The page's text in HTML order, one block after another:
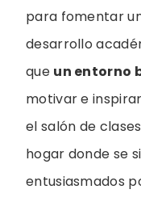
para fomentar
desarrollo
que un entorno
motivar e
el salón de
hogar donde se
entusiasmados